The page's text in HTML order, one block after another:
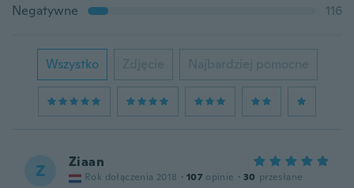
Negatywne
116
Wszystko Zdjęcie Najbardziej pomocne
Z Ziaan
Rok dołączenia 2018 · 107 opinie · 30 przesłane